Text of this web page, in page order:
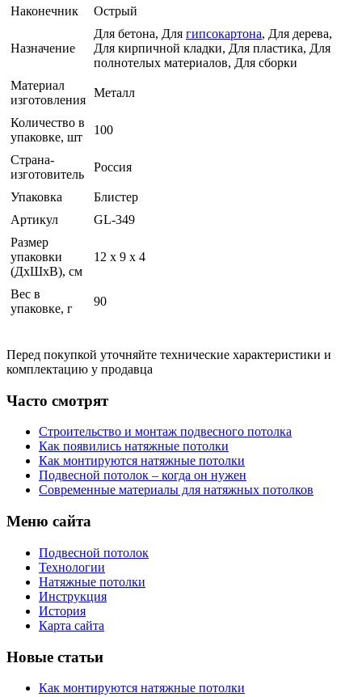
Наконечник
Острый
Назначение
Для бетона, Для гипсокартона, Для дерева,
Для кирпичной кладки, Для пластика, Для
полнотелых материалов, Для сборки
Материал
изготовления
Металл
Количество в
упаковке, шт
100
Страна-
изготовитель
Россия
Упаковка
Блистер
Артикул
GL-349
Размер
упаковки
(ДхШхВ), см
12 x 9 x 4
Вес в
упаковке, г
90
Перед покупкой уточняйте технические характеристики и
комплектацию у продавца
Часто смотрят
Строительство и монтаж подвесного потолка
Как появились натяжные потолки
Как монтируются натяжные потолки
Подвесной потолок – когда он нужен
Современные материалы для натяжных потолков
Меню сайта
Подвесной потолок
Технологии
Натяжные потолки
Инструкция
История
Карта сайта
Новые статьи
Как монтируются натяжные потолки